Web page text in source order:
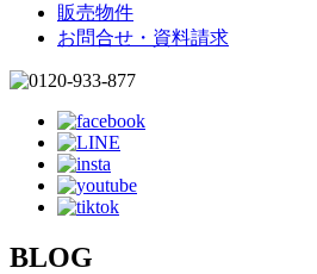
販売物件
お問合せ・資料請求
BLOG